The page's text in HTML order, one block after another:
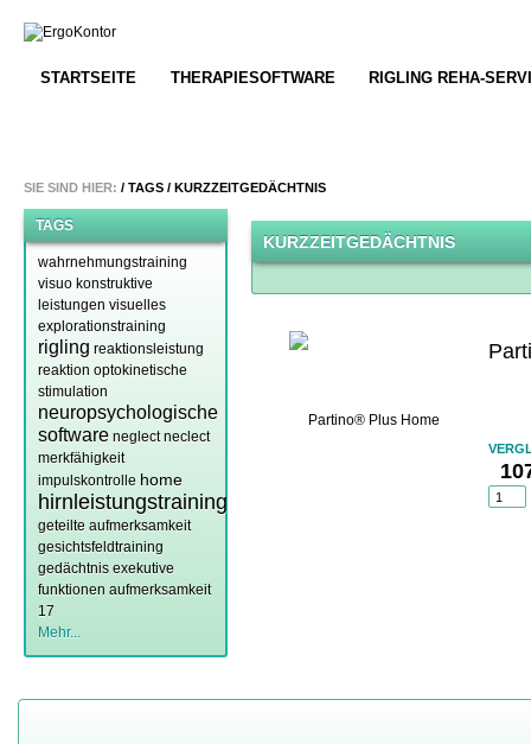
STARTSEITE THERAPIESOFTWARE RIGLING REHA-
SIE SIND HIER: / TAGS / KURZZEITGEDÄCHTNIS
TAGS
wahrnehmungstraining
visuo konstruktive
leistungen visuelles
explorationstraining
rigling reaktionsleistung
reaktion optokinetische
stimulation
neuropsychologische
software neglect neclect
merkfähigkeit
impulskontrolle home
hirnleistungstraining
geteilte aufmerksamkeit
gesichtsfeldtraining
gedächtnis exekutive
funktionen aufmerksamkeit
17
Mehr...
KURZZEITGEDÄCHTNIS